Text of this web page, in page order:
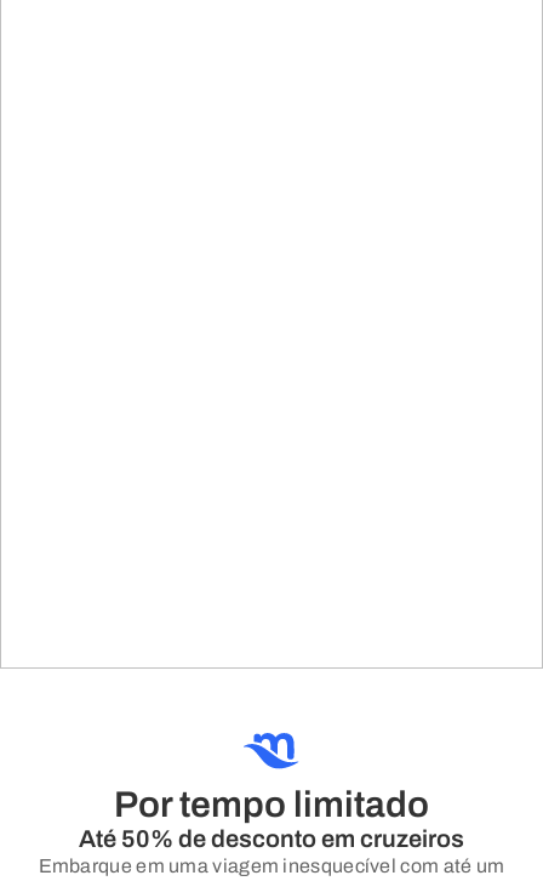
Por tempo limitado
Até 50% de desconto em cruzeiros
Embarque em uma viagem inesquecível com até um